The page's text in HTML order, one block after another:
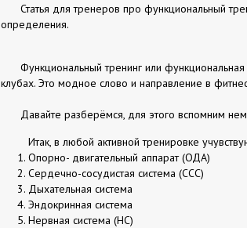
Статья для тренеров про функциональный
определения.
Функциональный тренинг или
клубах. Это модное слово и направление в
Давайте разберёмся, для этого вспомним
Итак, в любой активной тренировке
Опорно- двигательный аппарат (ОДА)
Сердечно-сосудистая система (ССС)
Дыхательная система
Эндокринная система
Нервная система (НС)